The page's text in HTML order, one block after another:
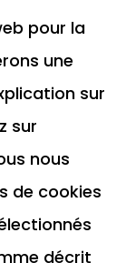
pour la
une
sur
sur
nous
de cookies
décrit